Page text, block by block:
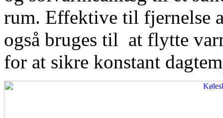
rum. Effektive til fjernelse
også bruges til at flytte
for at sikre konstant